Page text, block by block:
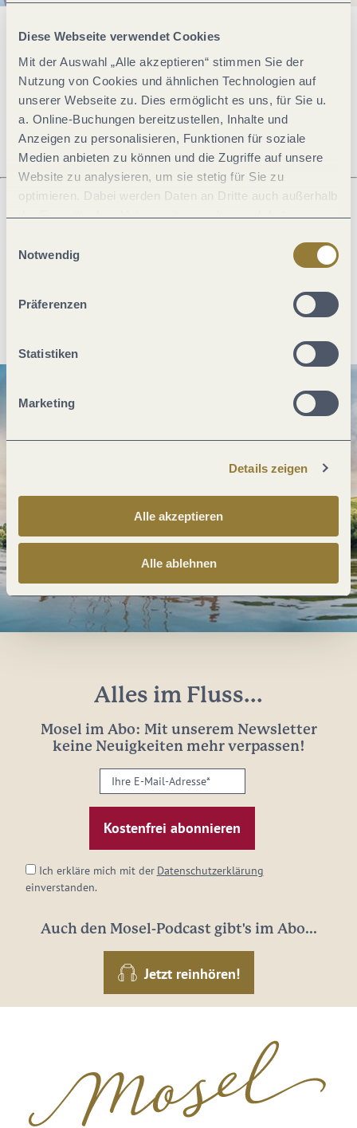
Diese Webseite verwendet Cookies
Mit der Auswahl „Alle akzeptieren“ stimmen Sie der
Nutzung von Cookies und ähnlichen Technologien auf
unserer Webseite zu. Dies ermöglicht es uns, für Sie u.
a. Online-Buchungen bereitzustellen, Inhalte und
Anzeigen zu personalisieren, Funktionen für soziale
Medien anbieten zu können und die Zugriffe auf unsere
Website zu analysieren, um sie stetig für Sie zu
optimieren. Dabei werden Daten an Dritte auch außerhalb
der Europäischen Union weitergegeben und dort
jederzeit widerrufen werden. Mit der Auswahl "Alle
ablehnen" kann es zu Beeinträchtigungen in der Nutzung
Notwendig
Präferenzen
Statistiken
Marketing
Details zeigen
Alle akzeptieren
Alle ablehnen
Allgemeine Informationen
Öffnungszeiten
PDF erzeugen
Alles im Fluss...
Mosel im Abo: Mit unserem Newsletter
keine Neuigkeiten mehr verpassen!
Ihre
E-
Mail-
Adresse:
Ich erkläre mich mit der Datenschutzerklärung
einverstanden.
Auch den Mosel-Podcast gibt's im Abo...
Jetzt reinhören!